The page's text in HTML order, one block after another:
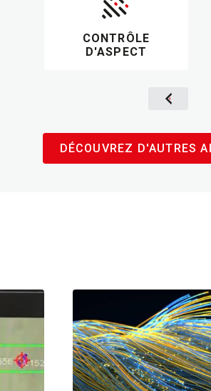
CONTRÔLE
D'ASPECT
DÉCOUVREZ D'AUTRES